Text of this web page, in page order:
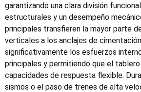
garantizando una clara división
estructurales y un desempeño
principales transfieren la mayor parte
verticales a los anclajes de
significativamente los esfuerzos
principales y permitiendo que el
capacidades de respuesta flexible.
sismos o el paso de trenes de alta